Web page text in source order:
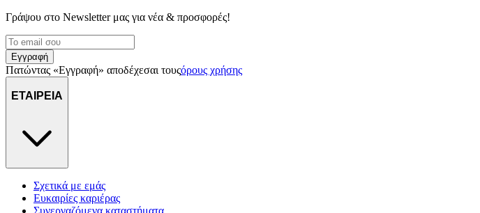
Γράψου στο Νewsletter μας για νέα & προσφορές!
Εγγραφή
Πατώντας «Εγγραφή» αποδέχεσαι τουςόρους χρήσης
ΕΤΑΙΡΕΙΑ
Σχετικά με εμάς
Ευκαιρίες καριέρας